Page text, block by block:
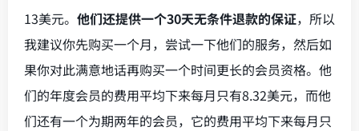
13美元。 他们还提供一个30天无条件退款的保证，所以
我建议你先购买一个月，尝试一下他们的服务，然后如
果你对此满意地话再购买一个时间更长的会员资格。他
们的年度会员的费用平均下来每月只有8.32美元，而他
们还有一个为期两年的会员，它的费用平均下来每月只